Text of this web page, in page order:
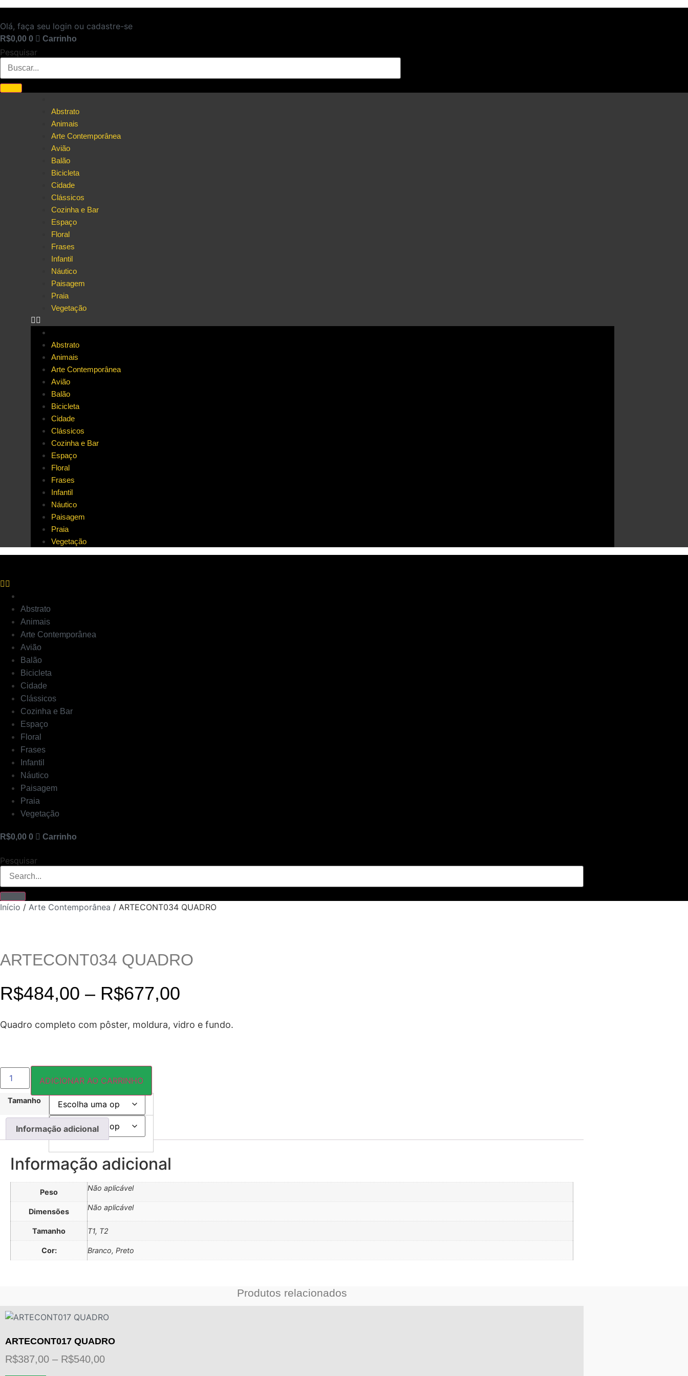
Ir
o
conteúdo
Olá, faça seu login ou cadastre-se
R$0,00 0 Carrinho
Pesquisar
Abstrato
Animais
Arte Contemporânea
Avião
Balão
Bicicleta
Cidade
Clássicos
Cozinha e Bar
Espaço
Floral
Frases
Infantil
Náutico
Paisagem
Praia
Vegetação
Abstrato
Animais
Arte Contemporânea
Avião
Balão
Bicicleta
Cidade
Clássicos
Cozinha e Bar
Espaço
Floral
Frases
Infantil
Náutico
Paisagem
Praia
Vegetação
Abstrato
Animais
Arte Contemporânea
Avião
Balão
Bicicleta
Cidade
Clássicos
Cozinha e Bar
Espaço
Floral
Frases
Infantil
Náutico
Paisagem
Praia
Vegetação
R$0,00 0 Carrinho
Pesquisar
Início / Arte Contemporânea / ARTECONT034 QUADRO
ARTECONT034 QUADRO
R$484,00 – R$677,00
de
Quadro completo com pôster, moldura, vidro e fundo.
Tamanho
ARTECONT034
QUADRO
quantidade
ADICIONAR AO CARRINHO
Informação adicional
Informação adicional
Peso Não aplicável
Dimensões Não aplicável
Tamanho T1, T2
Cor: Branco, Preto
Produtos relacionados
ARTECONT017 QUADRO
R$387,00 – R$540,00Faixa